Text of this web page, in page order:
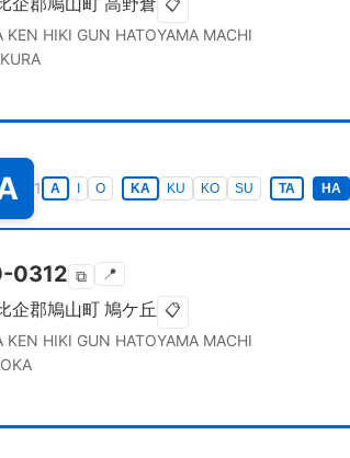
📋
KEN HIKI GUN HATOYAMA MACHI
1 A O KA KU KO SU TA HA
0312 ⧉ 📍
企郡鳩山町 鳩ケ丘 📋
KEN HIKI GUN HATOYAMA MACHI